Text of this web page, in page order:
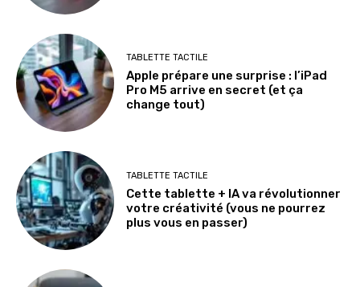
TABLETTE TACTILE
Apple prépare une surprise : l’iPad
Pro M5 arrive en secret (et ça
change tout)
TABLETTE TACTILE
Cette tablette + IA va révolutionner
votre créativité (vous ne pourrez
plus vous en passer)